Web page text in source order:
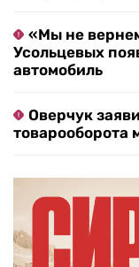
«Мы не
Усольцевых
автомобиль
Оверчук
товарооборота